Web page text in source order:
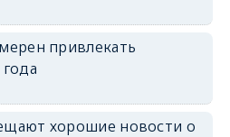
привлекать
хорошие новости о